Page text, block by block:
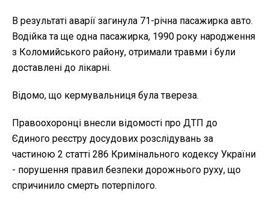
В результаті аварії загинула 71-річна пасажирка авто.
Водійка та ще одна пасажирка, 1990 року народження
з Коломийського району, отримали травми і були
доставлені до лікарні.
Відомо, що кермувальниця була твереза.
Правоохоронці внесли відомості про ДТП до
Єдиного реєстру досудових розслідувань за
частиною 2 статті 286 Кримінального кодексу України
- порушення правил безпеки дорожнього руху, що
спричинило смерть потерпілого.